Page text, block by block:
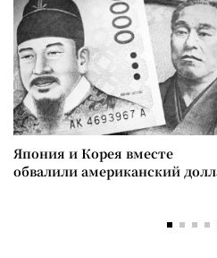
Япония и Корея вместе
обвалили американский